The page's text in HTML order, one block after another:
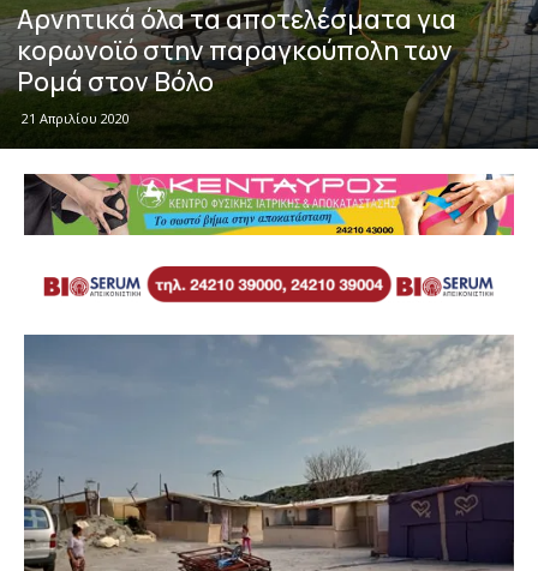
Αρνητικά όλα τα αποτελέσματα για
κορωνοϊό στην παραγκούπολη των
Ρομά στον Βόλο
21 Απριλίου 2020